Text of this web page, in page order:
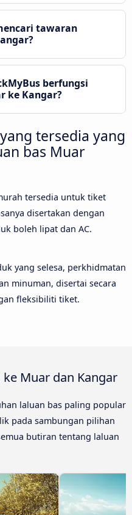
tawaran
berfungsi
ke Kangar?
tersedia yang
bas Muar
tersedia untuk tiket
disertakan dengan
boleh lipat dan AC.
yang selesa, perkhidmatan
minuman, disertai secara
fleksibiliti tiket.
Muar dan Kangar
laluan bas paling popular
pada sambungan pilihan
butiran tentang laluan